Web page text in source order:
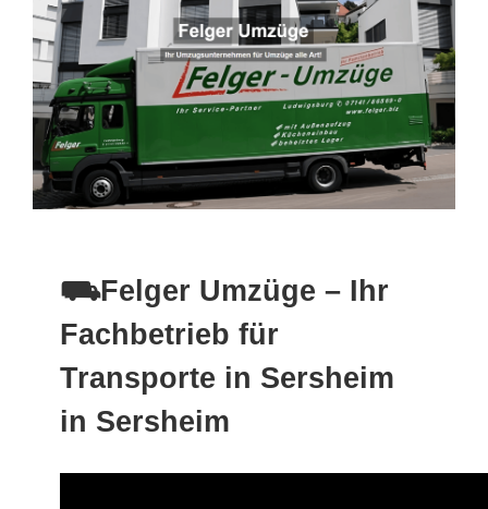
⛟Felger Umzüge – Ihr
Fachbetrieb für
Transporte in Sersheim
in Sersheim